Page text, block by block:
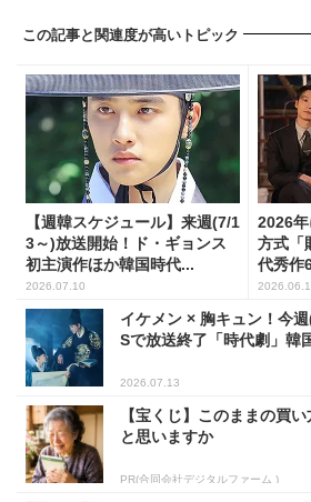
この記事と関連度が高いトピック
【週韓スケジュール】来週(7/1
3～)放送開始！ド・ギョンス
初主演作ほか韓国時代...
2026.07.10
2026
方式「
代秀作
イケメン × 胸キュン！今
Sで放送終了「時代劇」韓
2026.07.13
【宝くじ】このままの買
と思いますか
PR(合同会社デジタルファーム )